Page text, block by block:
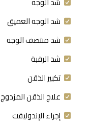
شد الوجه العميق
شد منتصف الوجه
شد الرقبة
تكبير الذقن
علاج الذقن المزدوج
إجراء الإندوليفت